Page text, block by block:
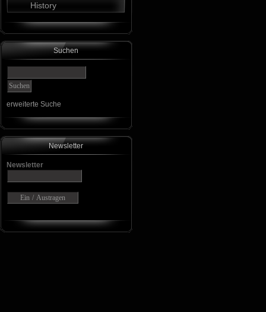
History
Suchen
erweiterte Suche
Newsletter
Newsletter